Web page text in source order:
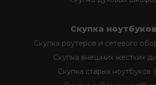
Скупка ноутбуков
Скупка роутеров и сетевого
Скупка внешних жестких
Скупка старых ноутбуков